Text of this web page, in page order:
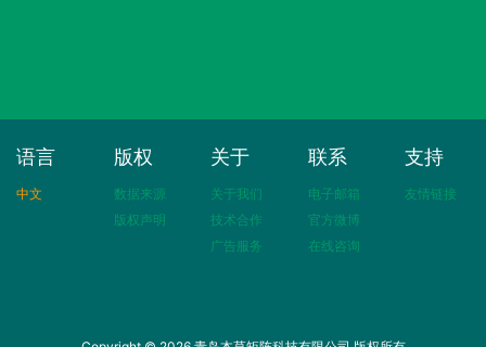
语言
中文
版权
数据来源
版权声明
关于
关于我们
技术合作
广告服务
联系
电子邮箱
官方微博
在线咨询
支持
友情链接